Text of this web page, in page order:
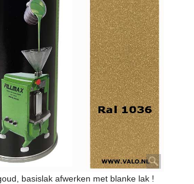
basislak afwerken met blanke lak !